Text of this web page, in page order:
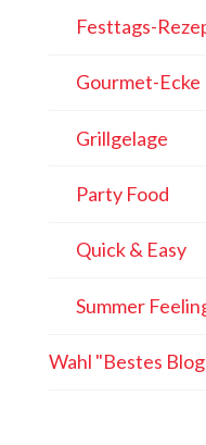
Festtags-
Gourmet-Ecke
Grillgelage
Party Food
Quick & Easy
Summer
Wahl "Bestes